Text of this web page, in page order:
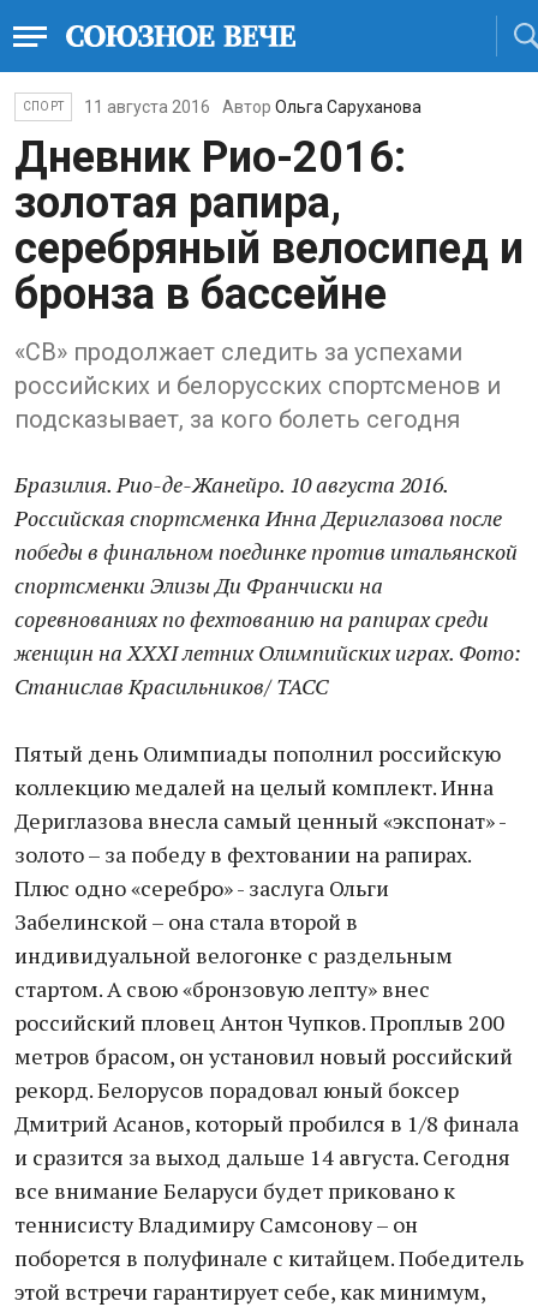
СПОРТ 11 августа 2016 Автор Ольга Саруханова
Дневник Рио-2016:
золотая рапира,
серебряный велосипед и
бронза в бассейне
«СВ» продолжает следить за успехами
российских и белорусских спортсменов и
подсказывает, за кого болеть сегодня
Бразилия. Рио-де-Жанейро. 10 августа 2016.
Российская спортсменка Инна Дериглазова после
победы в финальном поединке против итальянской
спортсменки Элизы Ди Франчиски на
соревнованиях по фехтованию на рапирах среди
женщин на XXXI летних Олимпийских играх. Фото:
Станислав Красильников/ ТАСС
Пятый день Олимпиады пополнил российскую
коллекцию медалей на целый комплект. Инна
Дериглазова внесла самый ценный «экспонат» -
золото – за победу в фехтовании на рапирах.
Плюс одно «серебро» - заслуга Ольги
Забелинской – она стала второй в
индивидуальной велогонке с раздельным
стартом. А свою «бронзовую лепту» внес
российский пловец Антон Чупков. Проплыв 200
метров брасом, он установил новый российский
рекорд. Белорусов порадовал юный боксер
Дмитрий Асанов, который пробился в 1/8 финала
и сразится за выход дальше 14 августа. Сегодня
все внимание Беларуси будет приковано к
теннисисту Владимиру Самсонову – он
поборется в полуфинале с китайцем. Победитель
этой встречи гарантирует себе, как минимум,